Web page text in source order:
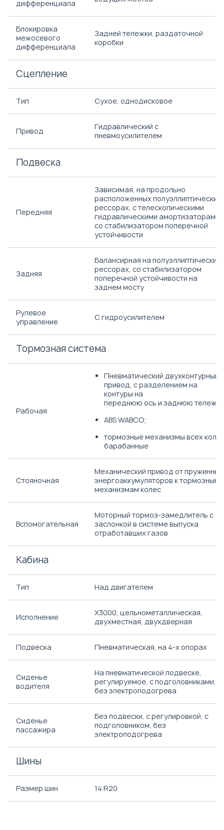
дифференциала
Блокировка
межосевого
дифференциала
Задней тележки, раздаточной
коробки
Сцепление
Тип Сухое, однодисковое
Привод
Гидравлический с
пневмоусилителем
Подвеска
Передняя
Зависимая, на продольно
расположенных полуэллиптических
рессорах, с телескопическими
гидравлическими амортизаторами,
со стабилизатором поперечной
устойчивости
Задняя
Балансирная на полуэллиптических
рессорах, со стабилизатором
поперечной устойчивости на
заднем мосту
Рулевое
управление
С гидроусилителем
Тормозная система
Рабочая
Пневматический двухконтурный
привод, с разделением на
контуры на
переднюю ось и заднюю
ABS WABCO;
тормозные механизмы всех
барабанные
Стояночная
Механический привод от пружинных
энергоаккумуляторов к тормозным
механизмам колес
Вспомогательная
Моторный тормоз-замедлитель с
заслонкой в системе выпуска
отработавших газов
Кабина
Тип Над двигателем
Исполнение
Х3000, цельнометаллическая,
двухместная, двухдверная
Подвеска Пневматическая, на 4-х опорах
Сиденье
водителя
На пневматической подвеске,
регулируемое, с подголовниками,
без электроподогрева
Сиденье
пассажира
Без подвески, с регулировкой, с
подголовником, без
электроподогрева
Шины
Размер шин 14 R20